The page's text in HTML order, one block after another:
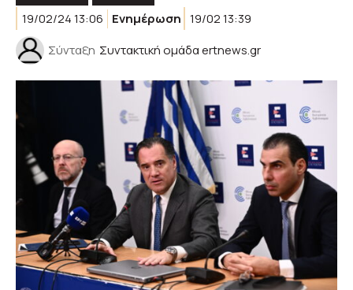
19/02/24 13:06
Ενημέρωση 19/02 13:39
Σύνταξη Συντακτική ομάδα ertnews.gr